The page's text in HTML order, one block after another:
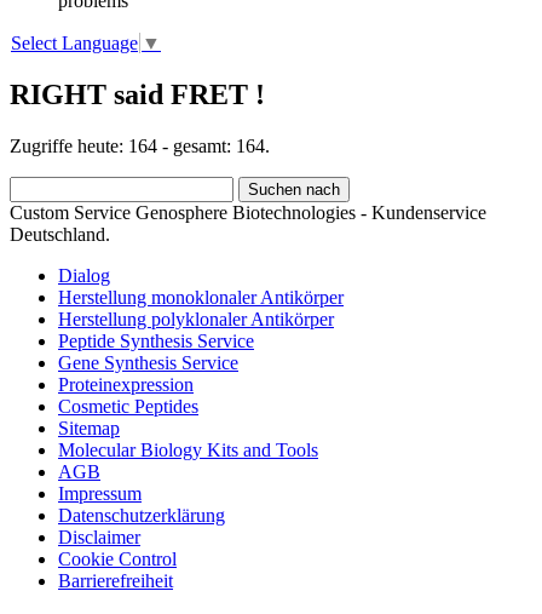
Select Language ▼
RIGHT said FRET !
Zugriffe heute: 164 - gesamt: 164.
Custom Service Genosphere Biotechnologies - Kundenservice
Deutschland.
Dialog
Herstellung monoklonaler Antikörper
Herstellung polyklonaler Antikörper
Peptide Synthesis Service
Gene Synthesis Service
Proteinexpression
Cosmetic Peptides
Sitemap
Molecular Biology Kits and Tools
AGB
Impressum
Datenschutzerklärung
Disclaimer
Cookie Control
Barrierefreiheit